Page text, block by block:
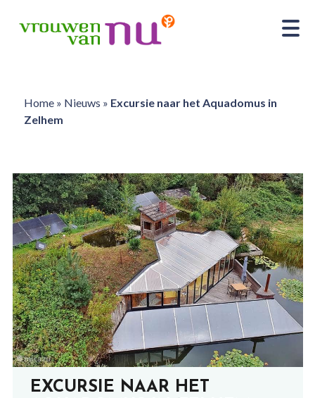
Home» Nieuws » Excursie naar het Aquadomus in
Zelhem
EXCURSIE NAAR HET